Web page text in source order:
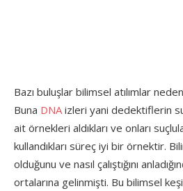
Bazı buluşlar bilimsel atılımlar
Buna DNAizleri yani dedektiflerin
ait örnekleri aldıkları ve onları
kullandıkları süreç iyi bir örnektir.
olduğunu ve nasıl çalıştığını
ortalarına gelinmişti. Bu bilimsel